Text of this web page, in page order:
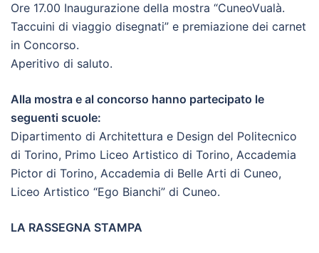
Ore 17.00 Inaugurazione della mostra “CuneoVualà.
Taccuini di viaggio disegnati” e premiazione dei carnet
in Concorso.
Aperitivo di saluto.
Alla mostra e al concorso hanno partecipato le
seguenti scuole:
Dipartimento di Architettura e Design del Politecnico
di Torino, Primo Liceo Artistico di Torino, Accademia
Pictor di Torino, Accademia di Belle Arti di Cuneo,
Liceo Artistico “Ego Bianchi” di Cuneo.
LA RASSEGNA STAMPA